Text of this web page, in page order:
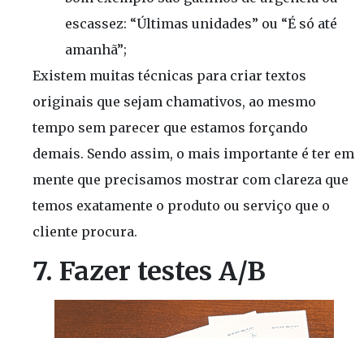
escassez: “Últimas unidades” ou “É só até
amanhã”;
Existem muitas técnicas para criar textos
originais que sejam chamativos, ao mesmo
tempo sem parecer que estamos forçando
demais. Sendo assim, o mais importante é ter em
mente que precisamos mostrar com clareza que
temos exatamente o produto ou serviço que o
cliente procura.
7. Fazer testes A/B